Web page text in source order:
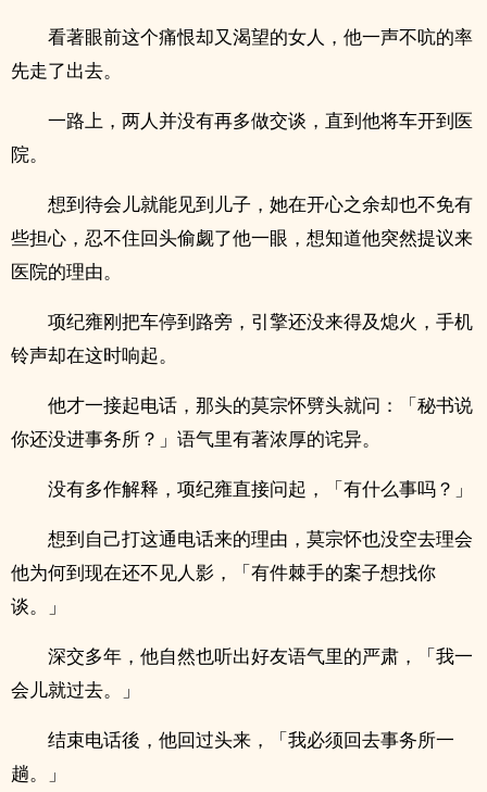
看著眼前这个痛恨却又渴望的女人，他一声不吭的率
先走了出去。
一路上，两人并没有再多做交谈，直到他将车开到医
院。
想到待会儿就能见到儿子，她在开心之余却也不免有
些担心，忍不住回头偷觑了他一眼，想知道他突然提议来
医院的理由。
项纪雍刚把车停到路旁，引擎还没来得及熄火，手机
铃声却在这时响起。
他才一接起电话，那头的莫宗怀劈头就问：「秘书说
你还没进事务所？」语气里有著浓厚的诧异。
没有多作解释，项纪雍直接问起，「有什么事吗？」
想到自己打这通电话来的理由，莫宗怀也没空去理会
他为何到现在还不见人影，「有件棘手的案子想找你
谈。」
深交多年，他自然也听出好友语气里的严肃，「我一
会儿就过去。」
结束电话後，他回过头来，「我必须回去事务所一
趟。」